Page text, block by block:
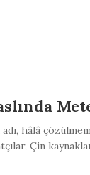
hâlâ
Çin